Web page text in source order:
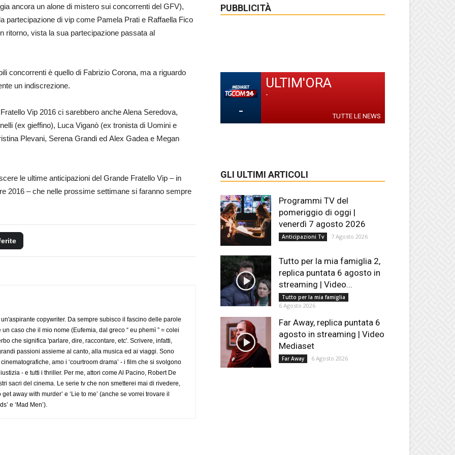
ancora un alone di mistero sui concorrenti del GFV),
partecipazione di vip come Pamela Prati e Raffaella Fico
ritorno, vista la sua partecipazione passata al
concorrenti è quello di Fabrizio Corona, ma a riguardo
un indiscrezione.
Vip 2016 ci sarebbero anche Alena Seredova,
(ex gieffino), Luca Viganò (ex tronista di Uomini e
Plevani, Serena Grandi ed Alex Gadea e Megan
le ultime anticipazioni del Grande Fratello Vip – in
2016 – che nelle prossime settimane si faranno sempre
copywriter. Da sempre subisco il fascino delle parole
caso che il mio nome (Eufemia, dal greco “ eu phemì ” = colei
che significa 'parlare, dire, raccontare, etc'. Scrivere, infatti,
passioni assieme al canto, alla musica ed ai viaggi. Sono
amo i ‘courtroom drama’ - i film che si svolgono
- e tutti i thriller. Per me, attori come Al Pacino, Robert De
sacri del cinema. Le serie tv che non smetterei mai di rivedere,
get away with murder’ e ‘Lie to me’ (anche se vorrei trovare il
e ‘Mad Men’).
PUBBLICITÀ
-
ULTIM'ORA
-
TUTTE LE NEWS
GLI ULTIMI ARTICOLI
Programmi TV del
pomeriggio di oggi |
venerdì 7 agosto 2026
Anticipazioni Tv 7 Agosto 2026
Tutto per la mia famiglia 2,
replica puntata 6 agosto in
streaming | Video...
Tutto per la mia famiglia
6 Agosto 2026
Far Away, replica puntata 6
agosto in streaming | Video
Mediaset
Far Away 6 Agosto 2026